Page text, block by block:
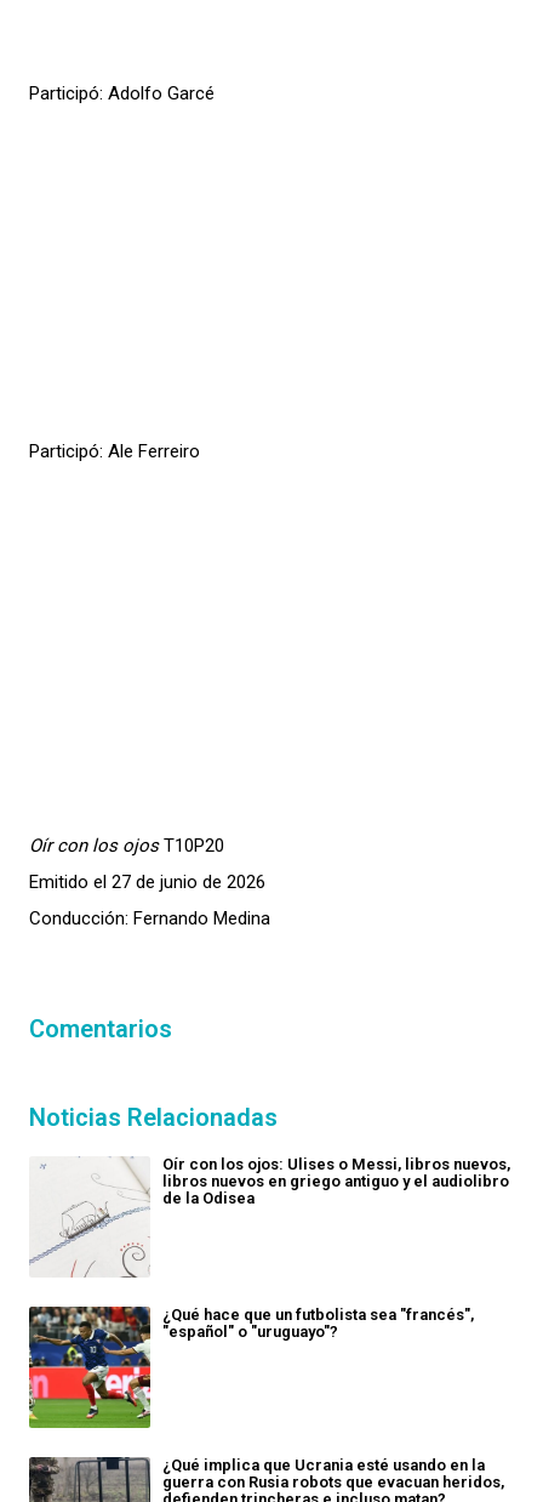
Participó: Adolfo Garcé
Participó: Ale Ferreiro
Oír con los ojosT10P20
Emitido el 27 de junio de 2026
Conducción: Fernando Medina
Comentarios
Noticias Relacionadas
Oír con los ojos: Ulises o Messi, libros nuevos,
libros nuevos en griego antiguo y el audiolibro
de la Odisea
¿Qué hace que un futbolista sea "francés",
"español" o "uruguayo"?
¿Qué implica que Ucrania esté usando en la
guerra con Rusia robots que evacuan heridos,